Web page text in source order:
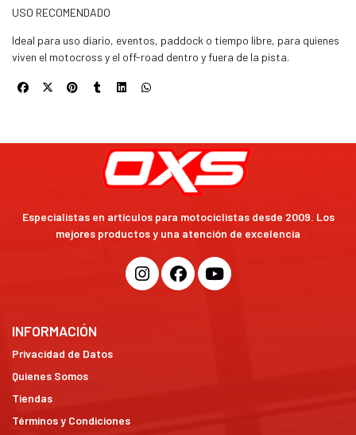
USO RECOMENDADO
Ideal para uso diario, eventos, paddock o tiempo libre, para quienes
viven el motocross y el off-road dentro y fuera de la pista.
Especialistas en artículos para motociclistas desde 2009. Los
mejores productos y una atención de excelencia
INFORMACIÓN
Privacidad de Datos
Quienes Somos
Tiendas
Términos y Condiciones